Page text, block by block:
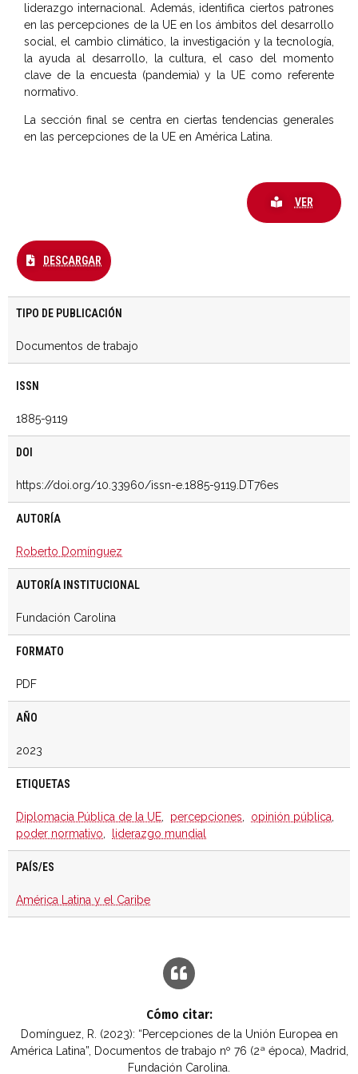
liderazgo internacional. Además, identifica ciertos patrones
en las percepciones de la UE en los ámbitos del desarrollo
social, el cambio climático, la investigación y la tecnología,
la ayuda al desarrollo, la cultura, el caso del momento
clave de la encuesta (pandemia) y la UE como referente
normativo.
La sección final se centra en ciertas tendencias generales
en las percepciones de la UE en América Latina.
VER
DESCARGAR
TIPO DE PUBLICACIÓN
Documentos de trabajo
ISSN
1885-9119
DOI
https://doi.org/10.33960/issn-e.1885-9119.DT76es
AUTORÍA
Roberto Domínguez
AUTORÍA INSTITUCIONAL
Fundación Carolina
FORMATO
PDF
AÑO
2023
ETIQUETAS
Diplomacia Pública de la UE, percepciones, opinión pública,
poder normativo, liderazgo mundial
PAÍS/ES
América Latina y el Caribe
Cómo citar:
Domínguez, R. (2023): “Percepciones de la Unión Europea en
América Latina”, Documentos de trabajo nº 76 (2ª época), Madrid,
Fundación Carolina.